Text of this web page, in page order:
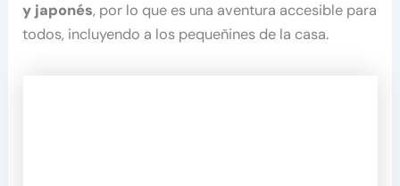
y japonés, por lo que es una aventura accesible para
todos, incluyendo a los pequeñines de la casa.